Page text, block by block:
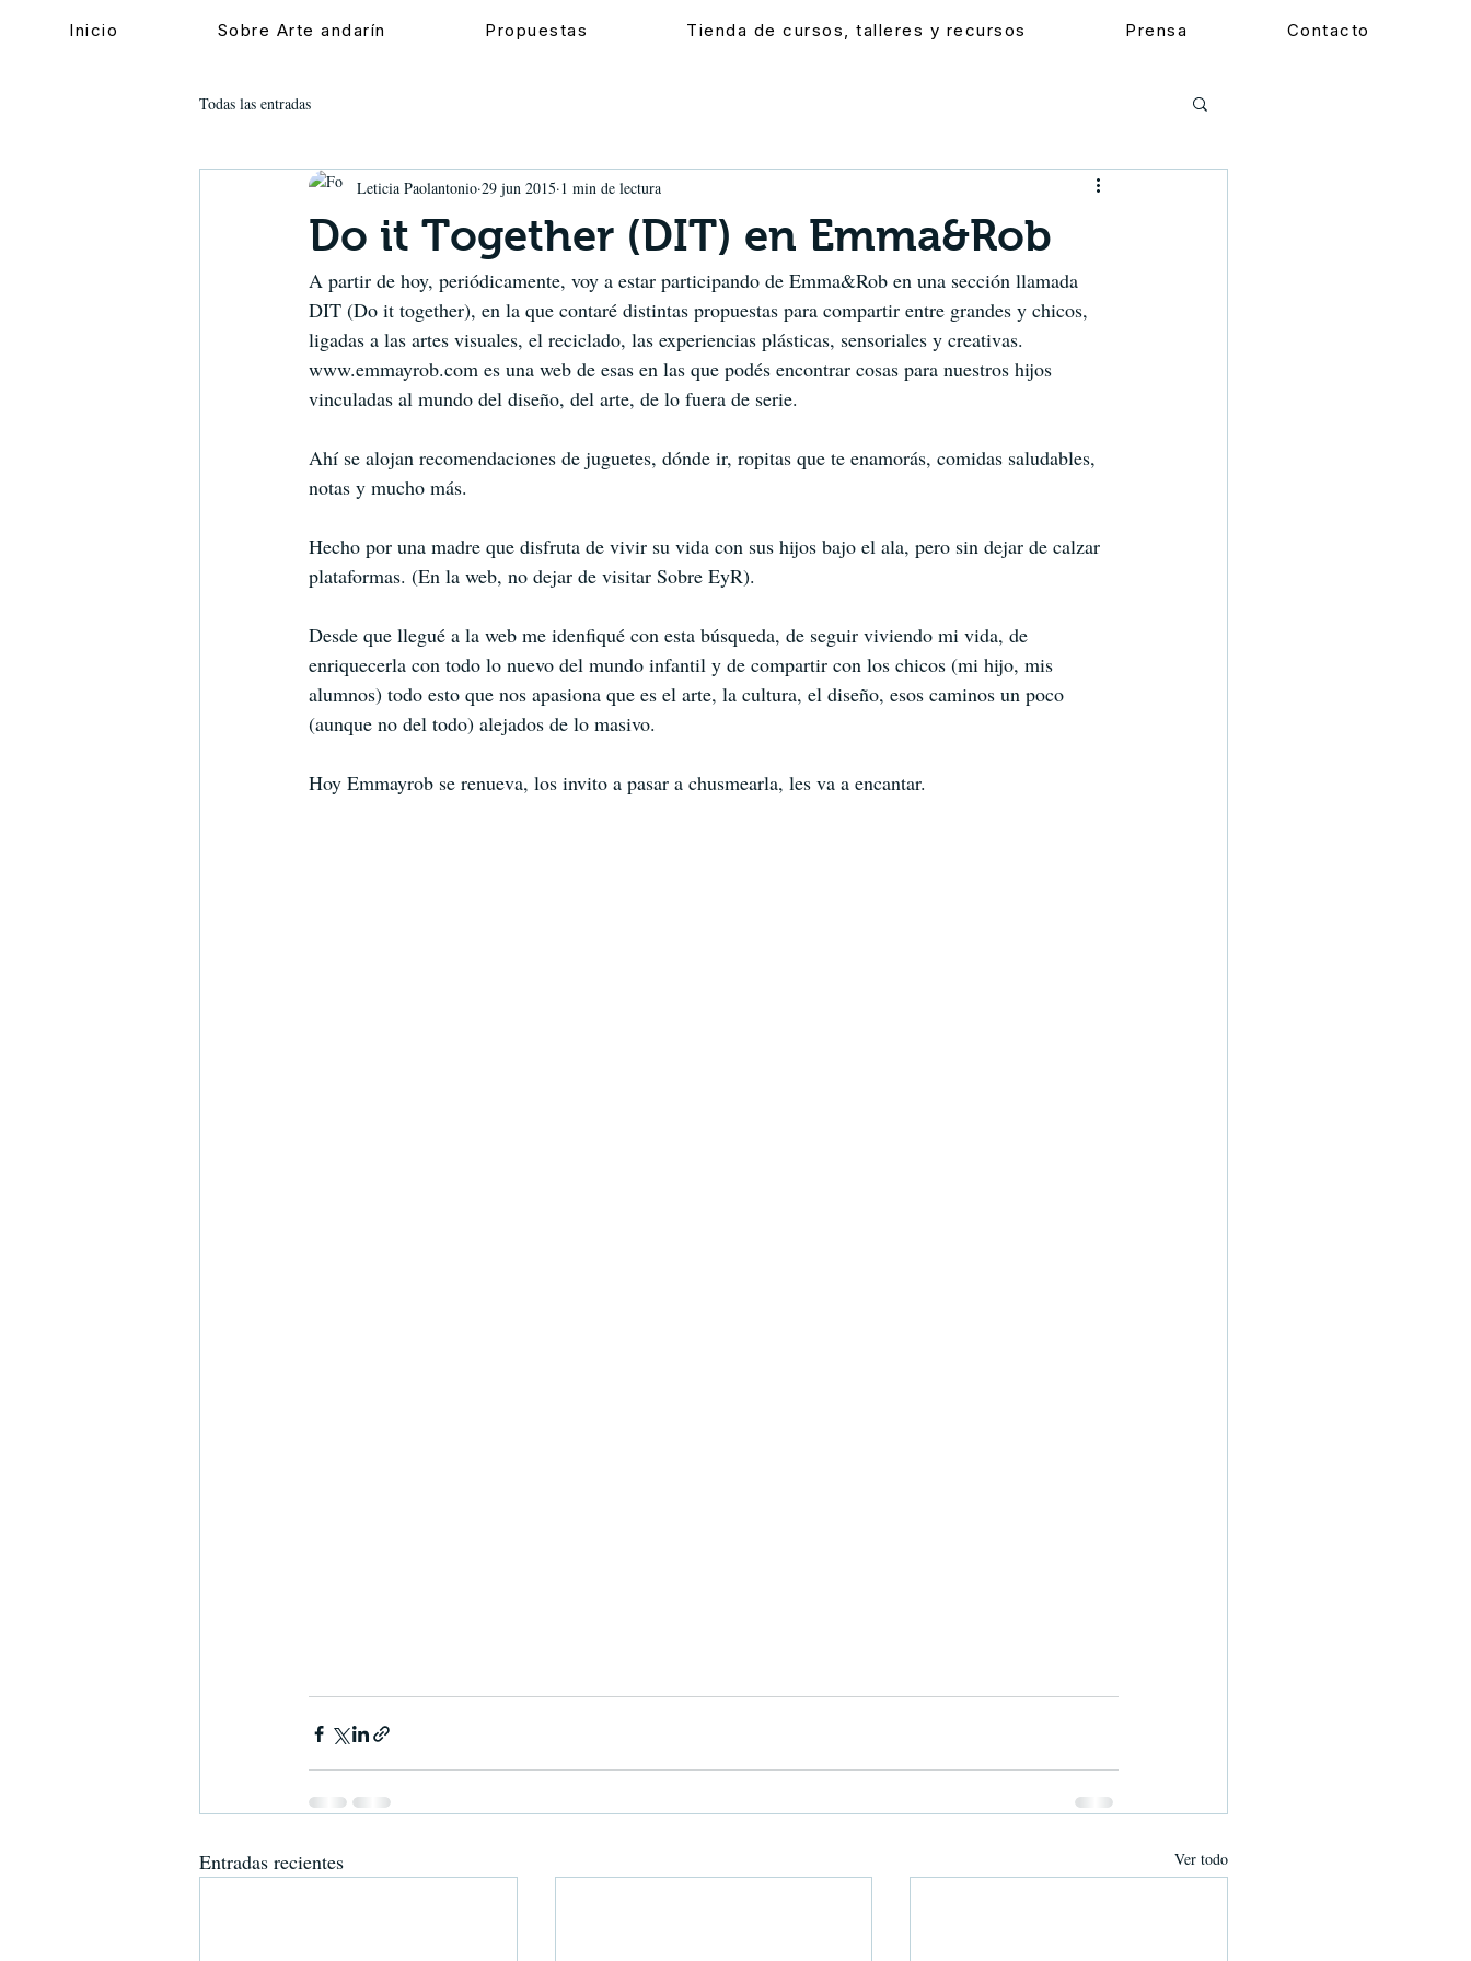
Inicio Sobre Arte andarín Propuestas Tienda de cursos, talleres y recursos Prensa Contacto
Todas las entradas
Do it Together (DIT) en Emma&Rob
Leticia Paolantonio 29 jun 2015 1 min de lectura
A partir de hoy, periódicamente, voy a estar participando de Emma&Rob en una sección llamada
DIT (Do it together), en la que contaré distintas propuestas para compartir entre grandes y chicos,
ligadas a las artes visuales, el reciclado, las experiencias plásticas, sensoriales y creativas.
www.emmayrob.com es una web de esas en las que podés encontrar cosas para nuestros hijos
vinculadas al mundo del diseño, del arte, de lo fuera de serie.
Ahí se alojan recomendaciones de juguetes, dónde ir, ropitas que te enamorás, comidas saludables,
notas y mucho más.
Hecho por una madre que disfruta de vivir su vida con sus hijos bajo el ala, pero sin dejar de calzar
plataformas. (En la web, no dejar de visitar Sobre EyR).
Desde que llegué a la web me idenfiqué con esta búsqueda, de seguir viviendo mi vida, de
enriquecerla con todo lo nuevo del mundo infantil y de compartir con los chicos (mi hijo, mis
alumnos) todo esto que nos apasiona que es el arte, la cultura, el diseño, esos caminos un poco
(aunque no del todo) alejados de lo masivo.
Hoy Emmayrob se renueva, los invito a pasar a chusmearla, les va a encantar.
Entradas recientes Ver todo